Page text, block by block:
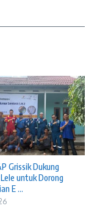
Grissik Dukung
untuk Dorong
E ...